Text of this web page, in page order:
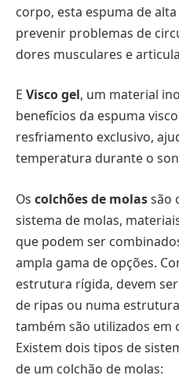
corpo, esta espuma de
prevenir problemas de
dores musculares e
E Visco gel, um material
benefícios da espuma
resfriamento exclusivo,
temperatura durante o
Os colchões de molassão
sistema de molas,
que podem ser
ampla gama de opções.
estrutura rígida, devem
de ripas ou numa
também são utilizados em
Existem dois tipos de
de um colchão de molas: